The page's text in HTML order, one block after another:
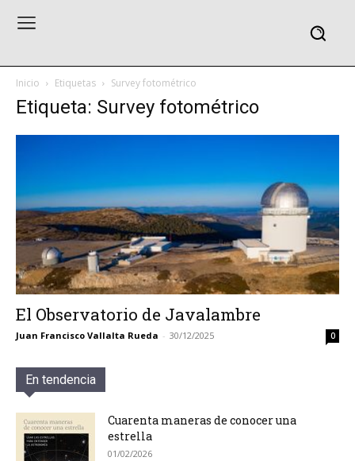
Inicio Etiquetas Survey fotométrico
Etiqueta: Survey fotométrico
El Observatorio de Javalambre
Juan Francisco Vallalta Rueda - 30/12/2025 0
En tendencia
Cuarenta maneras de conocer una
estrella
01/02/2026